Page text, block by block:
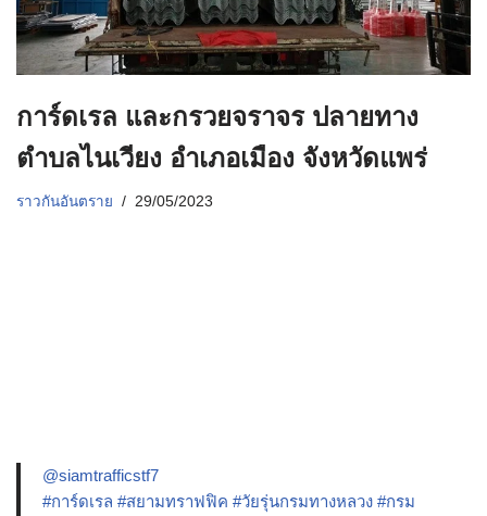
การ์ดเรล และกรวยจราจร ปลายทาง
ตำบลไนเวียง อำเภอเมือง จังหวัดแพร่
ราวกันอันตราย 29/05/2023
@siamtrafficstf7
#การ์ดเรล #สยามทราฟฟิค #วัยรุ่นกรมทางหลวง #กรม